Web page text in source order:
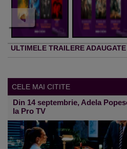
ULTIMELE TRAILERE ADAUGATE
CELE MAI CITITE
Din 14 septembrie, Adela
la Pro TV